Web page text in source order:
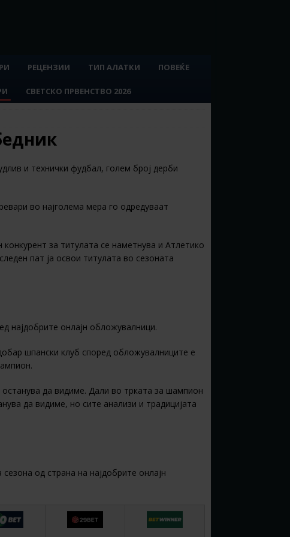
РЕЦЕНЗИИ ТИП АЛАТКИ ПОВЕЌЕ
СВЕТСКО ПРВЕНСТВО 2026
и технички фудбал, голем број дерби
во најголема мера го одредуваат
за титулата се наметнува и Атлетико
пат ја освои титулата во сезоната
најдобрите онлајн обложувалници.
шпански клуб според обложувалниците е
да видиме. Дали во трката за шампион
да видиме, но сите анализи и традицијата
од страна на најдобрите онлајн